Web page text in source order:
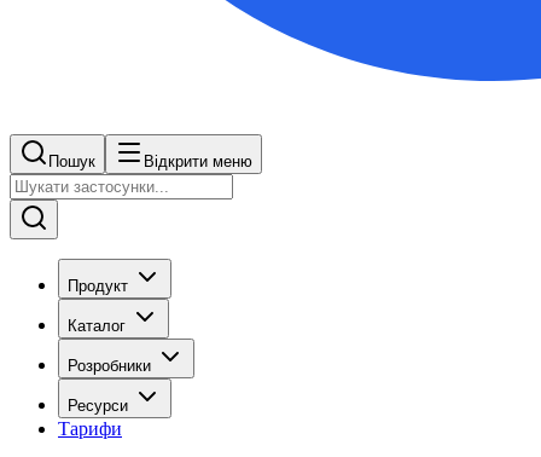
Пошук Відкрити меню
Продукт
Каталог
Розробники
Ресурси
Тарифи